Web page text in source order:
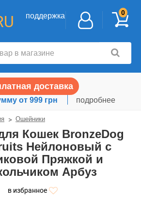
поддержка 0
доставка
от 999 грн подробнее
Ошейники
Кошек BronzeDog
Нейлоновый с
Пряжкой и
Арбуз
в избранное